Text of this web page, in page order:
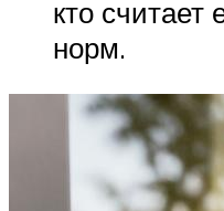
кто считает
норм.